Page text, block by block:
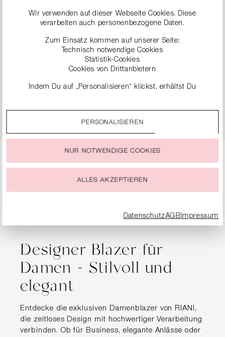
539,00 € 274,90 €
Seite
1 Seite
2
Designer Blazer für
Damen - Stilvoll und
elegant
Entdecke die exklusiven Damenblazer von RIANI,
die zeitloses Design mit hochwertiger Verarbeitung
verbinden. Ob für Business, elegante Anlässe oder
Wir verwenden auf dieser Webseite Cookies. Diese
verarbeiten auch personenbezogene Daten.
Zum Einsatz kommen auf unserer Seite:
Technisch notwendige Cookies
Statistik-Cookies
Cookies von Drittanbietern
Indem Du auf „Personalisieren“ klickst, erhältst Du
Durch einen Klick auf das Auswahlfeld „Alle akzeptieren“
stimmst Du der Verwendung aller Cookies zu, die unter
jeder Zeit ändern oder widerrufen.
PERSONALISIEREN
NUR NOTWENDIGE COOKIES
ALLES AKZEPTIEREN
DatenschutzAGBImpressum